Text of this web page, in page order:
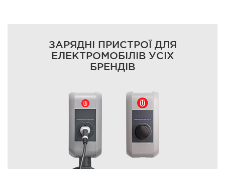
ЗАРЯДНІ ПРИСТРОЇ ДЛЯ
ЕЛЕКТРОМОБІЛІВ УСІХ
БРЕНДІВ